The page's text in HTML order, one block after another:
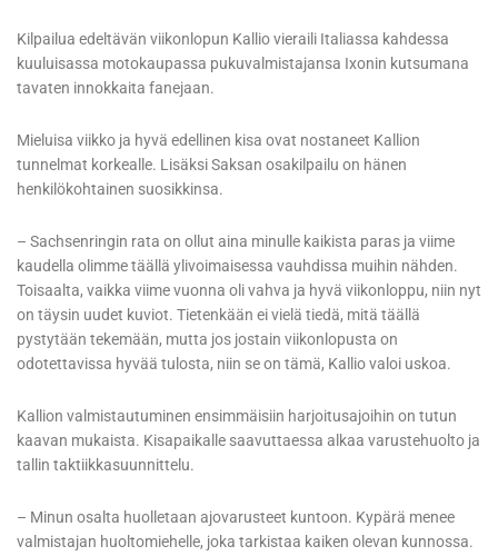
Kilpailua edeltävän viikonlopun Kallio vieraili Italiassa kahdessa
kuuluisassa motokaupassa pukuvalmistajansa Ixonin kutsumana
tavaten innokkaita fanejaan.
Mieluisa viikko ja hyvä edellinen kisa ovat nostaneet Kallion
tunnelmat korkealle. Lisäksi Saksan osakilpailu on hänen
henkilökohtainen suosikkinsa.
– Sachsenringin rata on ollut aina minulle kaikista paras ja viime
kaudella olimme täällä ylivoimaisessa vauhdissa muihin nähden.
Toisaalta, vaikka viime vuonna oli vahva ja hyvä viikonloppu, niin nyt
on täysin uudet kuviot. Tietenkään ei vielä tiedä, mitä täällä
pystytään tekemään, mutta jos jostain viikonlopusta on
odotettavissa hyvää tulosta, niin se on tämä, Kallio valoi uskoa.
Kallion valmistautuminen ensimmäisiin harjoitusajoihin on tutun
kaavan mukaista. Kisapaikalle saavuttaessa alkaa varustehuolto ja
tallin taktiikkasuunnittelu.
– Minun osalta huolletaan ajovarusteet kuntoon. Kypärä menee
valmistajan huoltomiehelle, joka tarkistaa kaiken olevan kunnossa.